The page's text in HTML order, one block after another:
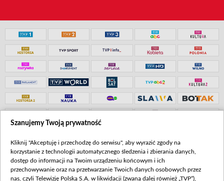
Szanujemy Twoją prywatność
Kliknij "Akceptuję i przechodzę do serwisu", aby wyrazić zgody na
korzystanie z technologii automatycznego śledzenia i zbierania danych,
dostęp do informacji na Twoim urządzeniu końcowym i ich
przechowywanie oraz na przetwarzanie Twoich danych osobowych przez
nas, czyli Telewizję Polską S.A. w likwidacji (zwaną dalej również „TVP”),